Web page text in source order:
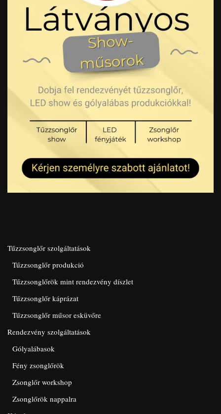
Tűzzsonglőr szolgáltatások
Tűzzsonglőr produkció
Tűzzsonglőrök mint rendezvény díszlet
Tűzzsonglőr káprázat
Tűzzsonglőr műsor esküvőre
Rendezvény szolgáltatások
Gólyalábasok
Fény zsonglőrök
Zsonglőr workshop
Zsonglőrök nappalra